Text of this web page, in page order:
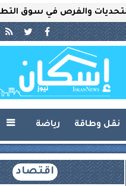
في سوق التطوير
نقل وطاقة رياضة 
اقتصاد